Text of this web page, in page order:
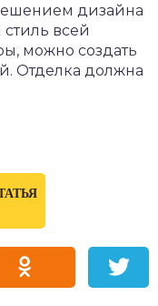
дизайна
всей
можно создать
Отделка должна